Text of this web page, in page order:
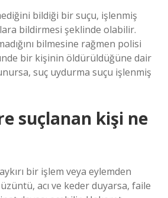
bildiği bir suçu, işlenmiş
bildirmesi şeklinde olabilir.
bilmesine rağmen polisi
bir kişinin öldürüldüğüne dair
suç uydurma suçu işlenmiş
suçlanan kişi ne
bir işlem veya eylemden
acı ve keder duyarsa, faile